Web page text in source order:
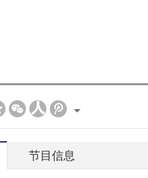
节目信息